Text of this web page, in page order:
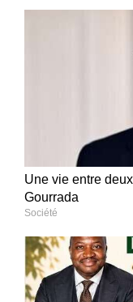
Une vie entre
Gourrada
Société